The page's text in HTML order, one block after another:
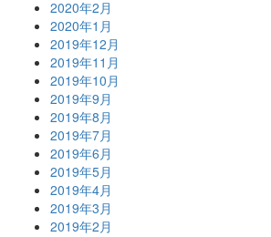
2020年2月
2020年1月
2019年12月
2019年11月
2019年10月
2019年9月
2019年8月
2019年7月
2019年6月
2019年5月
2019年4月
2019年3月
2019年2月